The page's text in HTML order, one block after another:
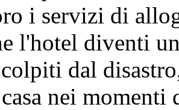
i servizi di
l'hotel diventi
dal
nei